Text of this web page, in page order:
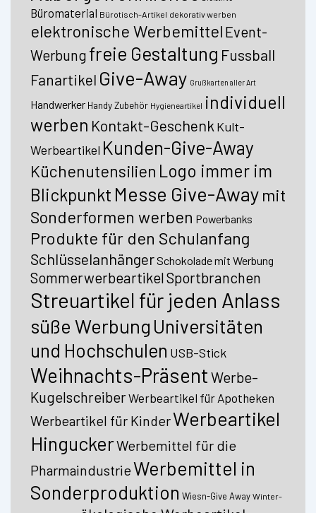
Büromaterial Bürotisch-Artikel dekorativ werben
elektronische Werbemittel Event-
Werbung freie Gestaltung Fussball
Fanartikel Give-Away Grußkarten aller Art
Handwerker Handy Zubehör Hygieneartikel individuell
werben Kontakt-Geschenk Kult-
Werbeartikel Kunden-Give-Away
Küchenutensilien Logo immer im
Blickpunkt Messe Give-Away mit
Sonderformen werben Powerbanks
Produkte für den Schulanfang
SchlüsselanhängerSchokolade mit Werbung
SommerwerbeartikelSportbranchen
Streuartikel für jeden Anlass
süße Werbung Universitäten
und Hochschulen USB-Stick
Weihnachts-Präsent Werbe-
Kugelschreiber Werbeartikel für Apotheken
Werbeartikel für KinderWerbeartikel
HinguckerWerbemittel für die
PharmaindustrieWerbemittel in
Sonderproduktion Wiesn-Give Away Winter-